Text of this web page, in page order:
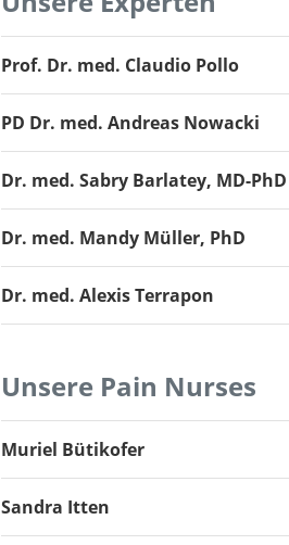
Prof. Dr. med. Claudio Pollo
Facharzt 40%, Leiter Funktionelle
Neurochirurgie
Zum Profil
PD Dr. med. Andreas Nowacki
Oberarzt
Zum Profil
Dr. med. Sabry Barlatey, MD-PhD
Dr. med. Mandy Müller, PhD
Dr. med. Alexis Terrapon
Unsere Pain Nurses
Muriel Bütikofer
Sandra Itten